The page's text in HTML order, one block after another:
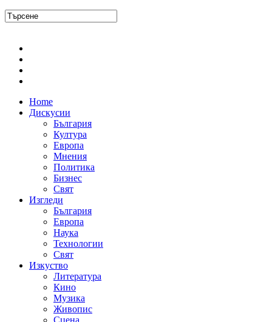
Home
Дискусии
България
Култура
Европа
Мнения
Политика
Бизнес
Свят
Изгледи
България
Европа
Наука
Технологии
Свят
Изкуство
Литература
Кино
Музика
Живопис
Сцена